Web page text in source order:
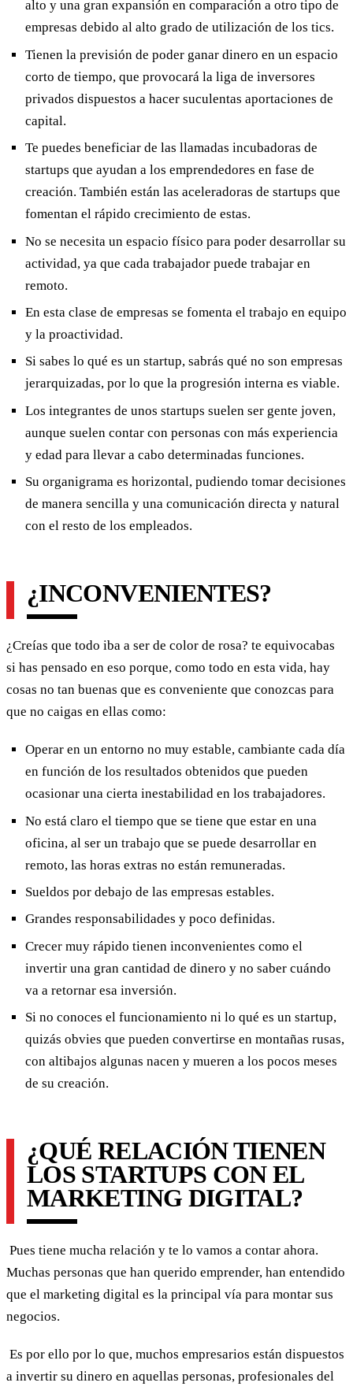
alto y una gran expansión en comparación a otro tipo de
empresas debido al alto grado de utilización de los tics.
Tienen la previsión de poder ganar dinero en un espacio
corto de tiempo, que provocará la liga de inversores
privados dispuestos a hacer suculentas aportaciones de
capital.
Te puedes beneficiar de las llamadas incubadoras de
startups que ayudan a los emprendedores en fase de
creación. También están las aceleradoras de startups que
fomentan el rápido crecimiento de estas.
No se necesita un espacio físico para poder desarrollar su
actividad, ya que cada trabajador puede trabajar en
remoto.
En esta clase de empresas se fomenta el trabajo en equipo
y la proactividad.
Si sabes lo qué es un startup, sabrás qué no son empresas
jerarquizadas, por lo que la progresión interna es viable.
Los integrantes de unos startups suelen ser gente joven,
aunque suelen contar con personas con más experiencia
y edad para llevar a cabo determinadas funciones.
Su organigrama es horizontal, pudiendo tomar decisiones
de manera sencilla y una comunicación directa y natural
con el resto de los empleados.
¿INCONVENIENTES?
¿Creías que todo iba a ser de color de rosa? te equivocabas
si has pensado en eso porque, como todo en esta vida, hay
cosas no tan buenas que es conveniente que conozcas para
que no caigas en ellas como:
Operar en un entorno no muy estable, cambiante cada día
en función de los resultados obtenidos que pueden
ocasionar una cierta inestabilidad en los trabajadores.
No está claro el tiempo que se tiene que estar en una
oficina, al ser un trabajo que se puede desarrollar en
remoto, las horas extras no están remuneradas.
Sueldos por debajo de las empresas estables.
Grandes responsabilidades y poco definidas.
Crecer muy rápido tienen inconvenientes como el
invertir una gran cantidad de dinero y no saber cuándo
va a retornar esa inversión.
Si no conoces el funcionamiento ni lo qué es un startup,
quizás obvies que pueden convertirse en montañas rusas,
con altibajos algunas nacen y mueren a los pocos meses
de su creación.
¿QUÉ RELACIÓN TIENEN
LOS STARTUPS CON EL
MARKETING DIGITAL?
Pues tiene mucha relación y te lo vamos a contar ahora.
Muchas personas que han querido emprender, han entendido
que el marketing digital es la principal vía para montar sus
negocios.
Es por ello por lo que, muchos empresarios están dispuestos
a invertir su dinero en aquellas personas, profesionales del